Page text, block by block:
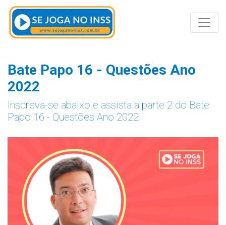
Bate Papo 16 - Questões Ano
2022
Inscreva-se abaixo e assista a parte 2 do Bate
Papo 16 - Questões Ano 2022